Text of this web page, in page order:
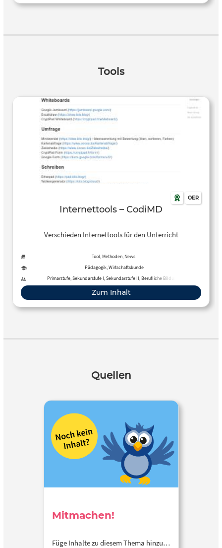
Tools
OER
Internettools – CodiMD
Verschieden Internettools für den Unterricht
Tool, Methoden, News
Pädagogik, Wirtschaftskunde
Primarstufe, Sekundarstufe I, Sekundarstufe II, Berufliche Bildung,
Erwachsenenbildung
Zum Inhalt
Quellen
Mitmachen!
Füge Inhalte zu diesem Thema hinzu…